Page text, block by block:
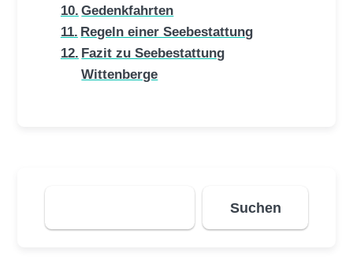
Gedenkfahrten
Regeln einer Seebestattung
Fazit zu Seebestattung
Wittenberge
Suchen
Suchen